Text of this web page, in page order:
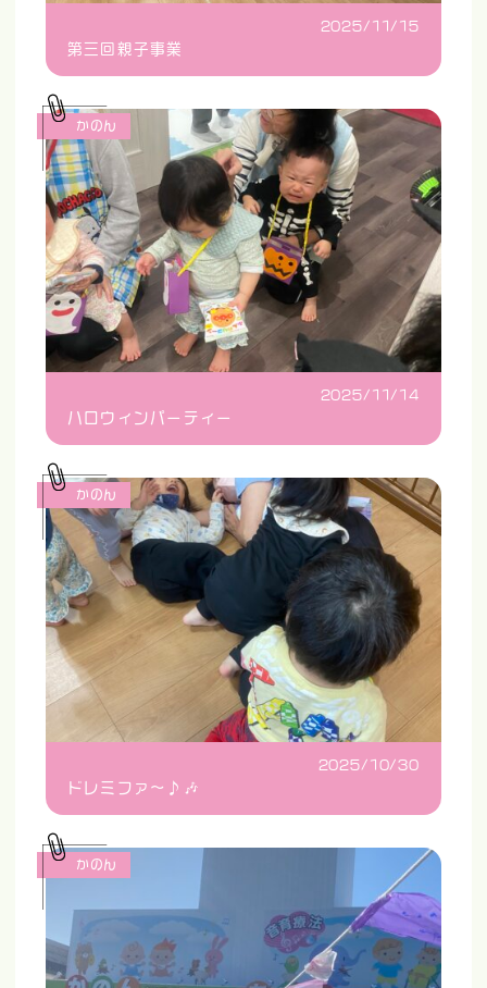
2025/11/15
第三回親子事業
2025/11/14
ハロウィンパーティー
かのん
2025/10/30
ドレミファ〜♪🎶
かのん
かのん